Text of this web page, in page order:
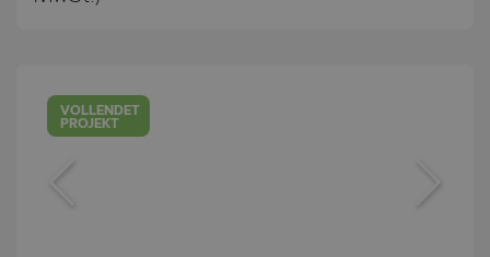
VOLLENDET
PROJEKT